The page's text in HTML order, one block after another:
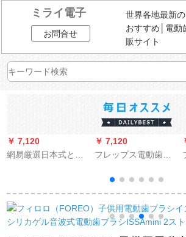
ミライ電子
お問合せ
世界各地最新
おすすめ│電動
販サイト
￥ 7,120
網易厳選日本式と風
動歯ブラシ
￥ 7,120
フレップス電動歯ブ
ダイヤモンドシリー
ズ（ブラシ付*2＋充
電旅行箱＋充電グラ
ス）HX 9312（プラ
チナ）